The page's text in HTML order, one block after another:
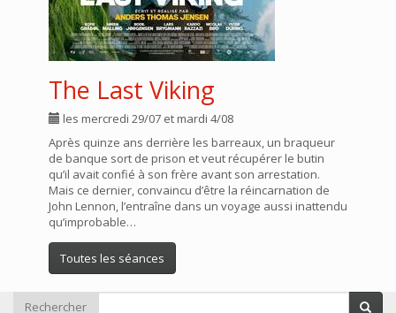
The Last Viking
les mercredi 29/07 et mardi 4/08
Après quinze ans derrière les barreaux, un braqueur
de banque sort de prison et veut récupérer le butin
qu’il avait confié à son frère avant son arrestation.
Mais ce dernier, convaincu d’être la réincarnation de
John Lennon, l’entraîne dans un voyage aussi inattendu
qu’improbable…
Toutes les séances
Rechercher